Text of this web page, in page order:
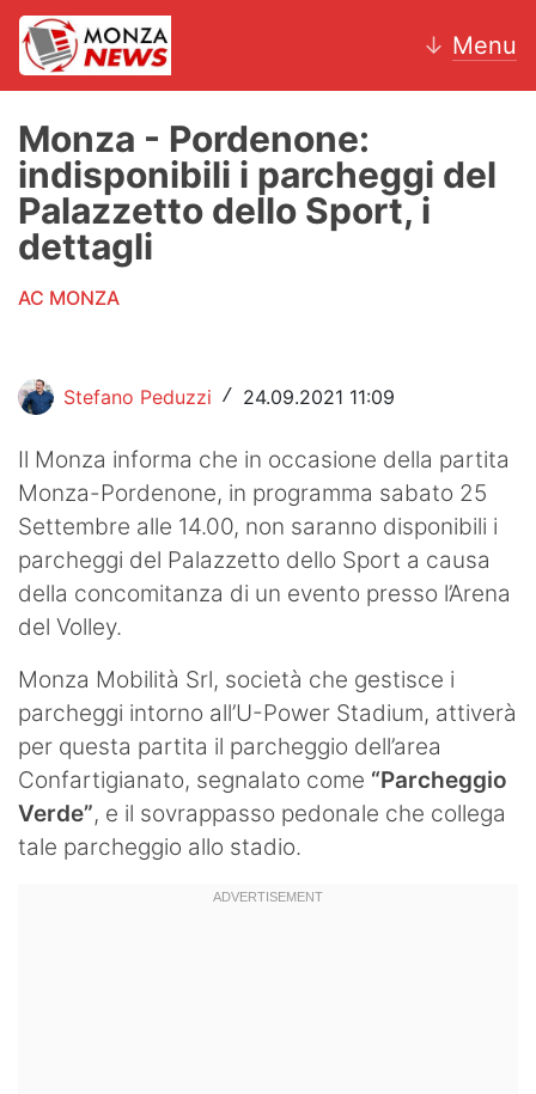
↓ Menu
News
AC Monza
Calcio
Volley
Hockey
Altri sport
Hockey
Pallanuoto
Pallamano
Altre
News
Turismo
Monza - Pordenone:
indisponibili i parcheggi del
Palazzetto dello Sport, i
dettagli
AC MONZA
Stefano Peduzzi / 24.09.2021 11:09
Il Monza informa che in occasione della partita
Monza-Pordenone, in programma sabato 25
Settembre alle 14.00, non saranno disponibili i
parcheggi del Palazzetto dello Sport a causa
della concomitanza di un evento presso l’Arena
del Volley.
Monza Mobilità Srl, società che gestisce i
parcheggi intorno all’U-Power Stadium, attiverà
per questa partita il parcheggio dell’area
Confartigianato, segnalato come “Parcheggio
Verde”, e il sovrappasso pedonale che collega
tale parcheggio allo stadio.